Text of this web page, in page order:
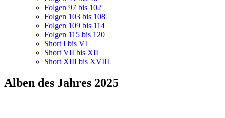
Folgen 97 bis 102
Folgen 103 bis 108
Folgen 109 bis 114
Folgen 115 bis 120
Short I bis VI
Short VII bis XII
Short XIII bis XVIII
Alben des Jahres 2025